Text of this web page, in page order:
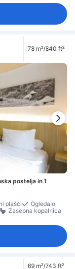
78 m²/840 ft²
postelja in 1
plašči
Ogledalo
Zasebna kopalnica
69 m²/743 ft²